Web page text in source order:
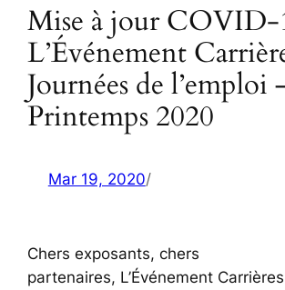
Mise à jour COVID-
L’Événement
Journées de l’emploi
Printemps 2020
Mar 19, 2020/
Chers exposants, chers
partenaires, L’Événement